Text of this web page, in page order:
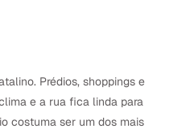
Prédios, shoppings e
e a rua fica linda para
costuma ser um dos mais